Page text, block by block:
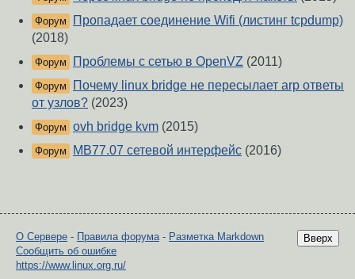
Форум
Пропадает соединение Wifi (листинг tcpdump)
(2018)
Форум Проблемы с сетью в OpenVZ (2011)
Форум
Почему linux bridge не пересылает arp ответы
от узлов? (2023)
Форум ovh bridge kvm (2015)
Форум MB77.07 сетевой интерфейс (2016)
Вверх
О Сервере - Правила форума- Разметка Markdown
Сообщить об ошибке
https://www.linux.org.ru/